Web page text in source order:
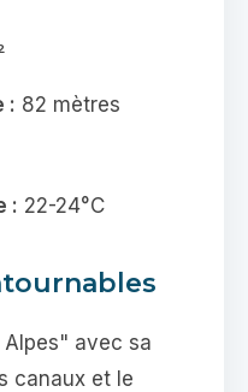
: 82 mètres
: 22-24°C
avec sa
canaux et le